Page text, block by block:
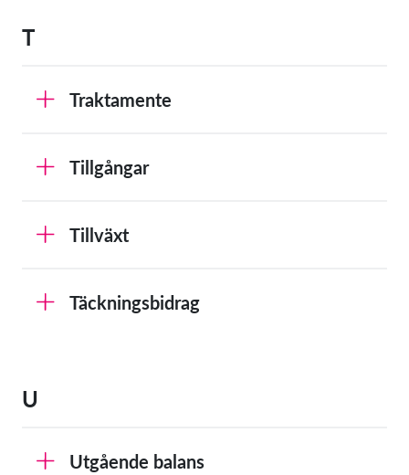
T
Traktamente
Tillgångar
Tillväxt
Täckningsbidrag
U
Utgående balans